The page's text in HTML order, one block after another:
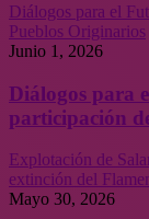
Diálogos para el
Pueblos Originarios
Junio 1, 2026
Diálogos para
participación
Explotación de
extinción del
Mayo 30, 2026